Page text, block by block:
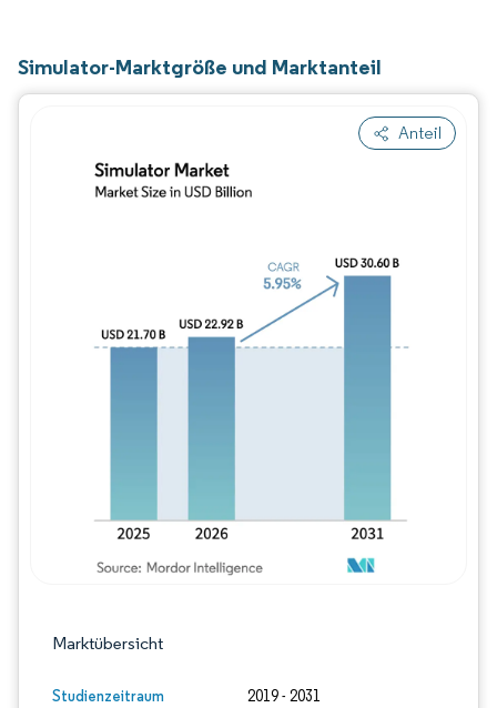
Simulator-Marktgröße und Marktanteil
Anteil
Marktübersicht
Studienzeitraum 2019 - 2031